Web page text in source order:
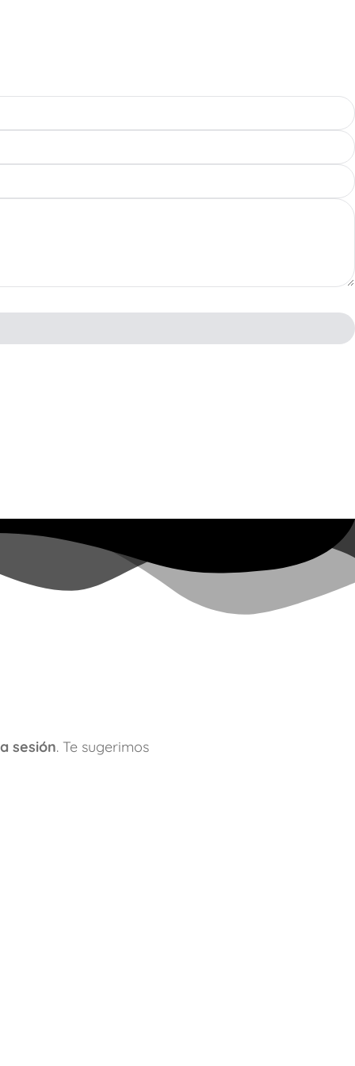
sesión. Te sugerimos